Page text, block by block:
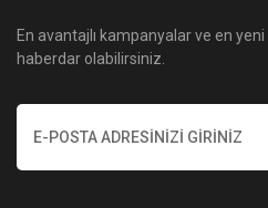
En avantajlı kampanyalar ve en
haberdar olabilirsiniz.